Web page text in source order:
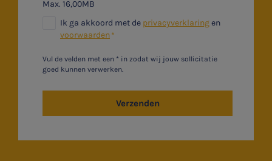
Max. 16,00MB
Ik ga akkoord met de privacyverklaringen
voorwaarden
Vul de velden met een * in zodat wij jouw sollicitatie
goed kunnen verwerken.
Verzenden